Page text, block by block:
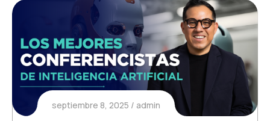
septiembre 8, 2025 admin